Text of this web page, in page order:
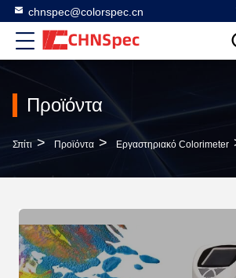
chnspec@colorspec.cn
Προϊόντα
Σπίτι > Προϊόντα > Εργαστηριακό Colorimeter